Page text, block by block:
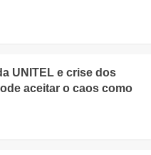
UNITEL e crise dos
aceitar o caos como